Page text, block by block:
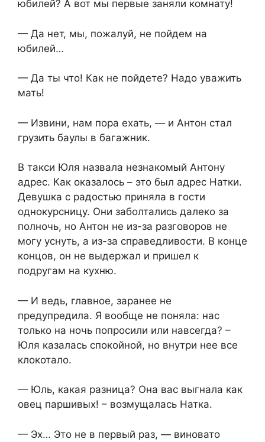
юбилей? А вот мы первые заняли комнату!
— Да нет, мы, пожалуй, не пойдем на
юбилей…
— Да ты что! Как не пойдете? Надо уважить
мать!
— Извини, нам пора ехать, — и Антон стал
грузить баулы в багажник.
В такси Юля назвала незнакомый Антону
адрес. Как оказалось – это был адрес Натки.
Девушка с радостью приняла в гости
однокурсницу. Они заболтались далеко за
полночь, но Антон не из-за разговоров не
могу уснуть, а из-за справедливости. В конце
концов, он не выдержал и пришел к
подругам на кухню.
— И ведь, главное, заранее не
предупредила. Я вообще не поняла: нас
только на ночь попросили или навсегда? –
Юля казалась спокойной, но внутри нее все
клокотало.
— Юль, какая разница? Она вас выгнала как
овец паршивых! – возмущалась Натка.
— Эх… Это не в первый раз, — виновато